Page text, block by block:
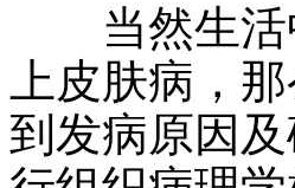
当然生活
上皮肤病，
到发病原因